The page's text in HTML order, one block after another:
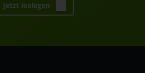
Jetzt loslegen